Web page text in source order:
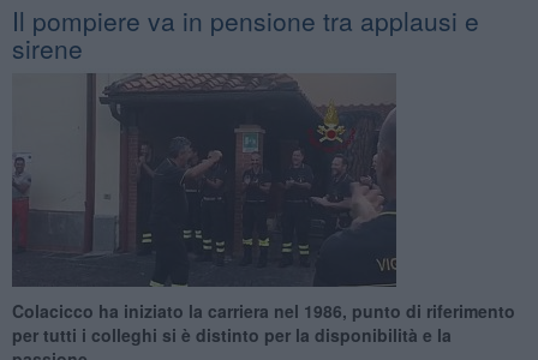
Il pompiere va in pensione tra applausi e
sirene
Colacicco ha iniziato la carriera nel 1986, punto di riferimento
per tutti i colleghi si è distinto per la disponibilità e la